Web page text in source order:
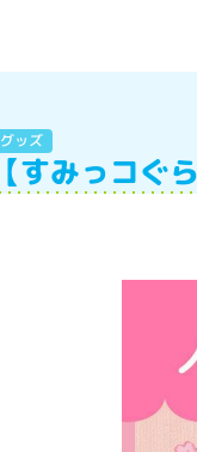
グッズ
【すみっコ